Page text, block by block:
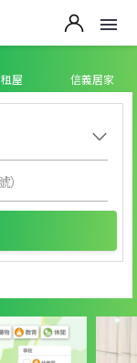
租屋 信義居家